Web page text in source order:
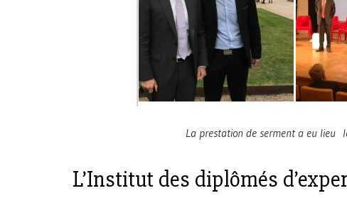
La prestation de serment a eu lieu
L’Institut des diplômés